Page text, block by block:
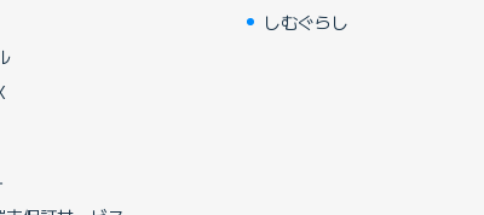
しむぐらし